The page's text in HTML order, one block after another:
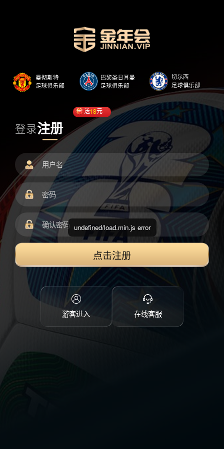
登录注册
送18元
点击注册
游客进入 在线客服
undefined/load.min.js error